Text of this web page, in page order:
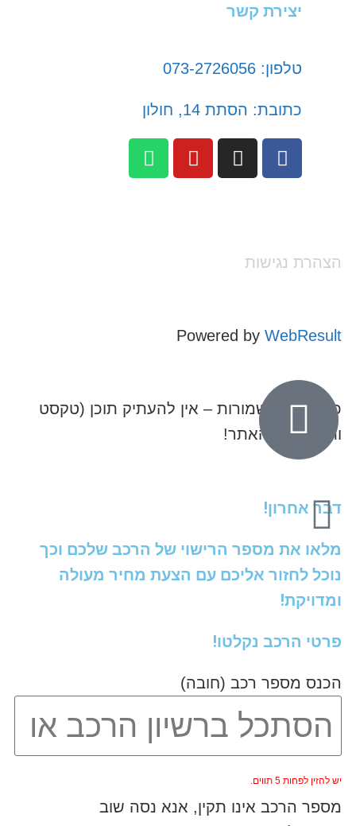
יצירת קשר
טלפון: 073-2726056
כתובת: הסתת 14, חולון
הצהרת נגישות
Powered byWebResult
כל הזכויות שמורות – אין להעתיק תוכן (טקסט
ותמונות) מהאתר!
דבר אחרון!
מלאו את מספר הרישוי של הרכב שלכם וכך
נוכל לחזור אליכם עם הצעת מחיר מעולה
ומדויקת!
פרטי הרכב נקלטו!
הכנס מספר רכב (חובה)
יש להזין לפחות 5 תווים.
מספר הרכב אינו תקין, אנא נסה שוב